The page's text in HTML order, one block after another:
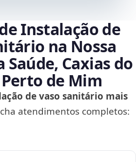
Instalação de
na Nossa
Saúde, Caxias do
Perto de Mim
de vaso sanitário mais
atendimentos completos: